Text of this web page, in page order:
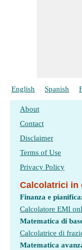
English Spanish
About
Contact
Disclaimer
Terms of Use
Privacy Policy
Calcolatrici in
Finanza e
Calcolatore EMI
Matematica di
Calcolatrice di
Matematica